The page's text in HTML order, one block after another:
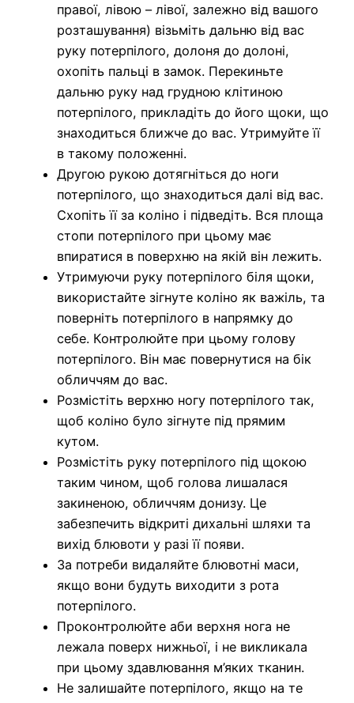
правої, лівою – лівої, залежно від вашого
розташування) візьміть дальню від вас
руку потерпілого, долоня до долоні,
охопіть пальці в замок. Перекиньте
дальню руку над грудною клітиною
потерпілого, прикладіть до його щоки, що
знаходиться ближче до вас. Утримуйте її
в такому положенні.
Другою рукою дотягніться до ноги
потерпілого, що знаходиться далі від вас.
Схопіть її за коліно і підведіть. Вся площа
стопи потерпілого при цьому має
впиратися в поверхню на якій він лежить.
Утримуючи руку потерпілого біля щоки,
використайте зігнуте коліно як важіль, та
поверніть потерпілого в напрямку до
себе. Контролюйте при цьому голову
потерпілого. Він має повернутися на бік
обличчям до вас.
Розмістіть верхню ногу потерпілого так,
щоб коліно було зігнуте під прямим
кутом.
Розмістіть руку потерпілого під щокою
таким чином, щоб голова лишалася
закиненою, обличчям донизу. Це
забезпечить відкриті дихальні шляхи та
вихід блювоти у разі її появи.
За потреби видаляйте блювотні маси,
якщо вони будуть виходити з рота
потерпілого.
Проконтролюйте аби верхня нога не
лежала поверх нижньої, і не викликала
при цьому здавлювання м’яких тканин.
Не залишайте потерпілого, якщо на те